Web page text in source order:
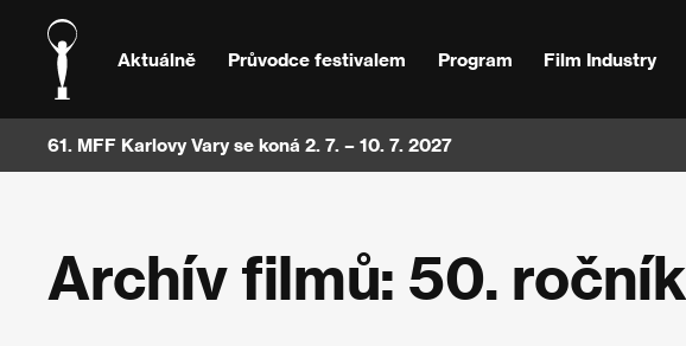
Aktuálně Průvodce festivalem Program Film Industry
61. MFF Karlovy Vary se koná 2. 7. – 10. 7. 2027
Archív filmů: 50. ročník